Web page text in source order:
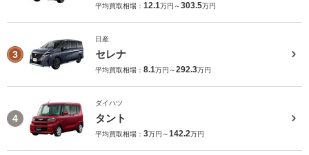
平均買取相場： 12.1万円～303.5万円
3
日産
セレナ
平均買取相場： 8.1万円～292.3万円
4
ダイハツ
タント
平均買取相場： 3万円～142.2万円